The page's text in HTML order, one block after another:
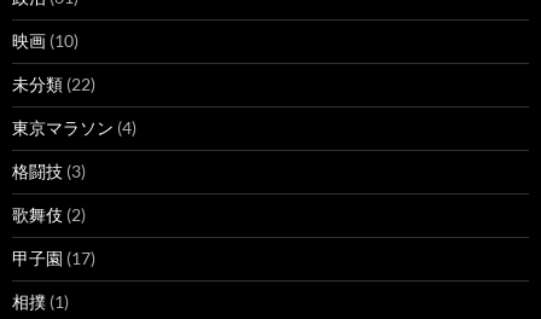
映画 (10)
未分類 (22)
東京マラソン (4)
格闘技 (3)
歌舞伎 (2)
甲子園 (17)
相撲 (1)